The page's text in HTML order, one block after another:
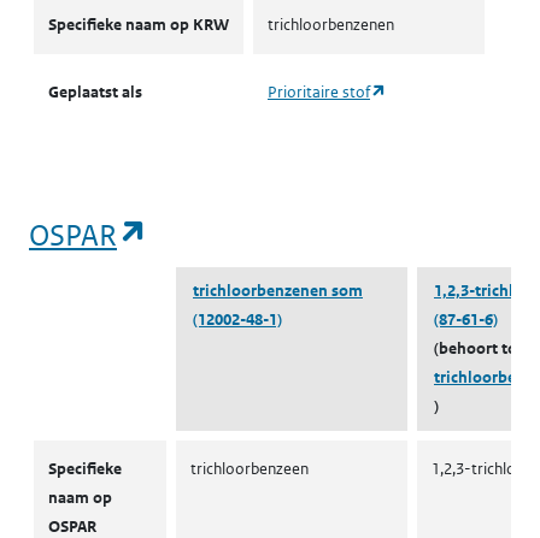
Specifieke naam op KRW trichloorbenzenen
Geplaatst als Prioritaire stof
OSPAR
trichloorbenzenen som
(12002-48-1)
1,2,3-
(87-61-6)
(behoort tot
)
Specifieke
naam op
OSPAR
trichloorbenzeen 1,2,3-